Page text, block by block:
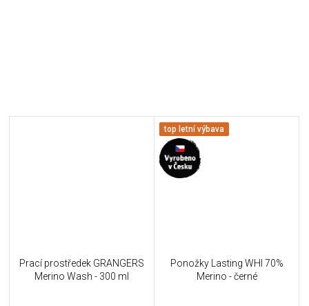
Prací prostředek GRANGERS
Merino Wash - 300 ml
top letní výbava
Ponožky Lasting WHI 70%
Merino - černé